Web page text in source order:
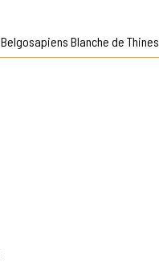
Belgosapiens Blanche de Thines